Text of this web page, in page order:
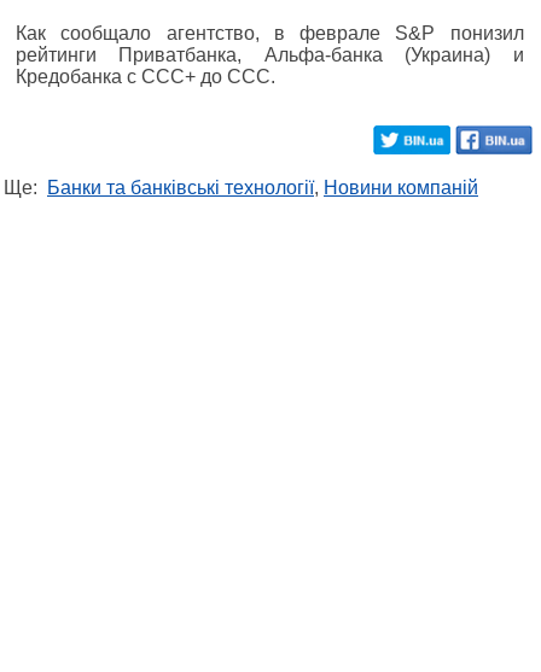
Как сообщало агентство, в феврале S&P понизил
рейтинги Приватбанка, Альфа-банка (Украина) и
Кредобанка с CCC+ до ССС.
Ще: Банки та банківські технології, Новини компаній